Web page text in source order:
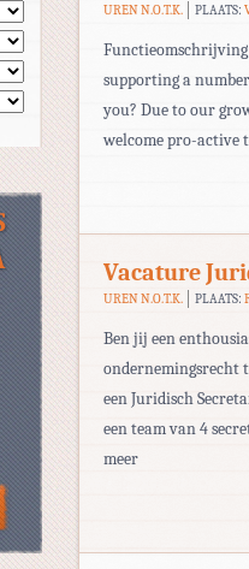
UREN N.O.T.K. PLAATS:
supporting a
you? Due to our
welcome pro-active
Vacature
UREN N.O.T.K. PLAATS:
Ben jij een
ondernemingsrecht
een Juridisch
een team van 4
meer